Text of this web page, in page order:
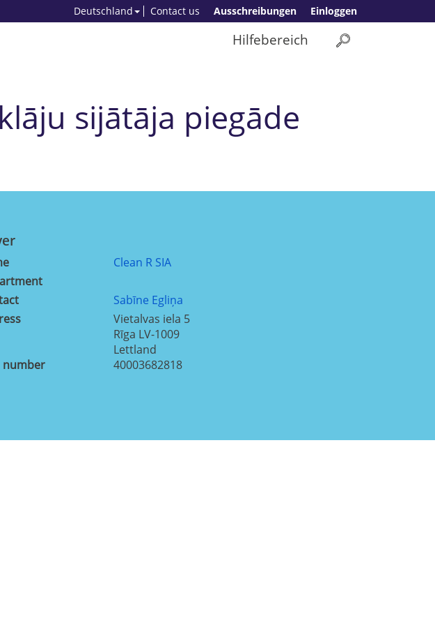
Einloggen
Ausschreibungen
Contact us
Deutschland
Hilfebereich
sijātāja piegāde
Clean R SIA
Sabīne Egliņa
Vietalvas iela 5
Rīga LV-1009
Lettland
number
40003682818